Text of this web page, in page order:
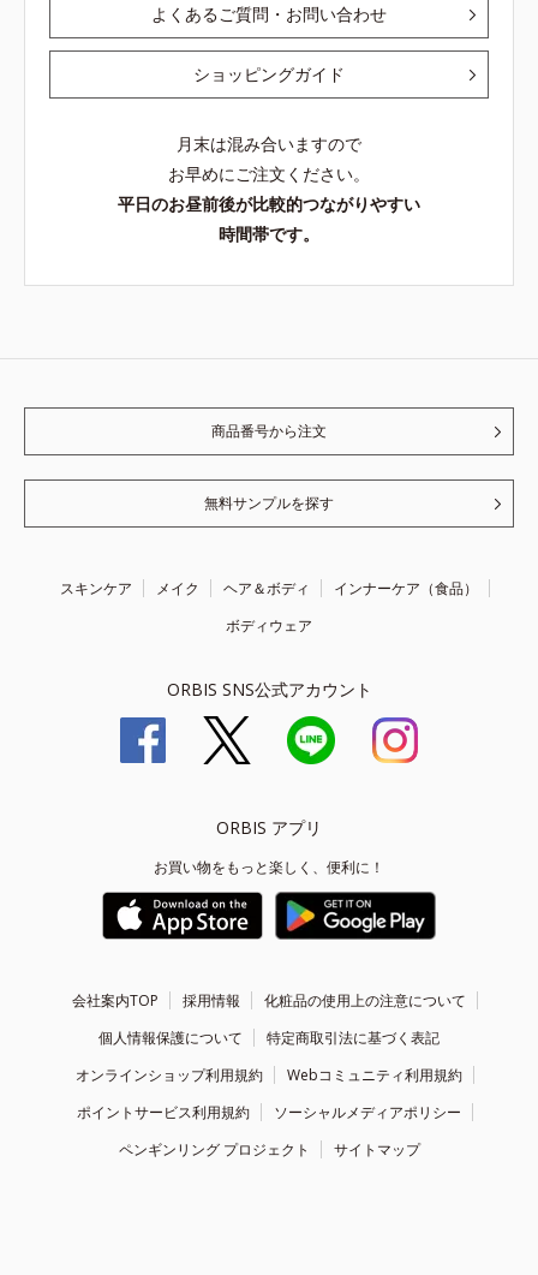
よくあるご質問・お問い合わせ
ショッピングガイド
月末は混み合いますので
お早めにご注文ください。
平日のお昼前後が比較的つながりやすい
時間帯です。
商品番号から注文
無料サンプルを探す
スキンケア メイク ヘア＆ボディ
インナーケア（食品）
ボディウェア
ORBIS SNS公式アカウント
ORBIS アプリ
お買い物をもっと楽しく、便利に！
会社案内TOP 採用情報
化粧品の使用上の注意について
個人情報保護について
特定商取引法に基づく表記
オンラインショップ利用規約
Webコミュニティ利用規約
ポイントサービス利用規約
ソーシャルメディアポリシー
ペンギンリング プロジェクト
サイトマップ